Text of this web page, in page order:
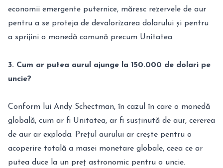
economii emergente puternice, măresc rezervele de aur
pentru a se proteja de devalorizarea dolarului și pentru
a sprijini o monedă comună precum Unitatea.
3. Cum ar putea aurul ajunge la 150.000 de dolari pe
uncie?
Conform lui Andy Schectman, în cazul în care o monedă
globală, cum ar fi Unitatea, ar fi susținută de aur, cererea
de aur ar exploda. Prețul aurului ar crește pentru o
acoperire totală a masei monetare globale, ceea ce ar
putea duce la un preț astronomic pentru o uncie.